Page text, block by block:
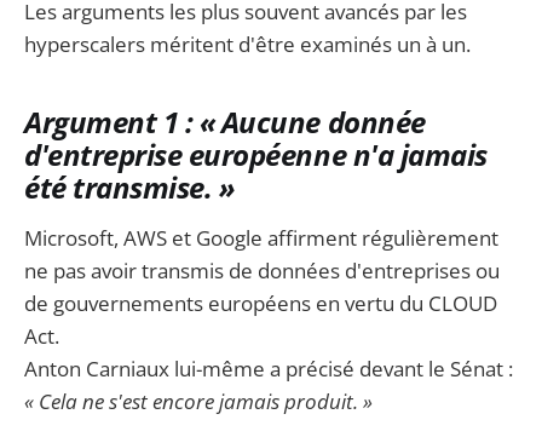
Les arguments les plus souvent avancés par les
hyperscalers méritent d'être examinés un à un.
Argument 1 : « Aucune donnée
d'entreprise européenne n'a jamais
été transmise. »
Microsoft, AWS et Google affirment régulièrement
ne pas avoir transmis de données d'entreprises ou
de gouvernements européens en vertu du CLOUD
Act.
Anton Carniaux lui-même a précisé devant le Sénat :
« Cela ne s'est encore jamais produit. »